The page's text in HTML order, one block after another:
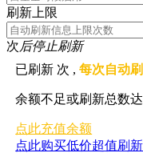
刷新上限
次后停止刷新
已刷新 次 ,每次自动
余额不足或刷新总数
点此充值余额
点此购买低价超值刷